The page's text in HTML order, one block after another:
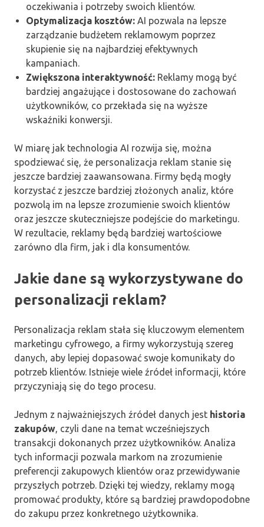
oczekiwania i potrzeby swoich klientów.
Optymalizacja kosztów: AI pozwala na lepsze
zarządzanie budżetem reklamowym poprzez
skupienie się na najbardziej efektywnych
kampaniach.
Zwiększona interaktywność: Reklamy mogą być
bardziej angażujące i dostosowane do zachowań
użytkowników, co przekłada się na wyższe
wskaźniki konwersji.
W miarę jak technologia AI rozwija się, można
spodziewać się, że personalizacja reklam stanie się
jeszcze bardziej zaawansowana. Firmy będą mogły
korzystać z jeszcze bardziej złożonych analiz, które
pozwolą im na lepsze zrozumienie swoich klientów
oraz jeszcze skuteczniejsze podejście do marketingu.
W rezultacie, reklamy będą bardziej wartościowe
zarówno dla firm, jak i dla konsumentów.
Jakie dane są wykorzystywane do
personalizacji reklam?
Personalizacja reklam stała się kluczowym elementem
marketingu cyfrowego, a firmy wykorzystują szereg
danych, aby lepiej dopasować swoje komunikaty do
potrzeb klientów. Istnieje wiele źródeł informacji, które
przyczyniają się do tego procesu.
Jednym z najważniejszych źródeł danych jest historia
zakupów , czyli dane na temat wcześniejszych
transakcji dokonanych przez użytkowników. Analiza
tych informacji pozwala markom na zrozumienie
preferencji zakupowych klientów oraz przewidywanie
przyszłych potrzeb. Dzięki tej wiedzy, reklamy mogą
promować produkty, które są bardziej prawdopodobne
do zakupu przez konkretnego użytkownika.